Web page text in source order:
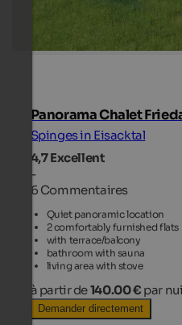
Panorama Chalet
Spinges in Eisacktal
4,7Excellent
-
6 Commentaires
Quiet panoramic location
2 comfortably furnished flats
with terrace/balcony
bathroom with sauna
living area with stove
à partir de140.00 € par
Demander directement